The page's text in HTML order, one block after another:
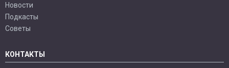
Новости
Подкасты
Советы
КОНТАКТЫ